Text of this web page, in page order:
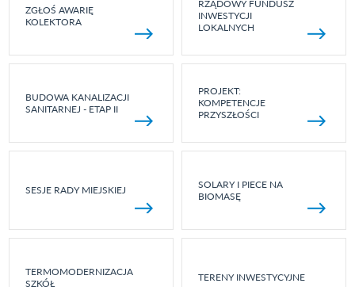
ZGŁOŚ AWARIĘ
KOLEKTORA
RZĄDOWY FUNDUSZ
INWESTYCJI
LOKALNYCH
BUDOWA KANALIZACJI
SANITARNEJ - ETAP II
PROJEKT:
KOMPETENCJE
PRZYSZŁOŚCI
SESJE RADY MIEJSKIEJ
SOLARY I PIECE NA
BIOMASĘ
TERMOMODERNIZACJA
SZKÓŁ
TERENY INWESTYCYJNE